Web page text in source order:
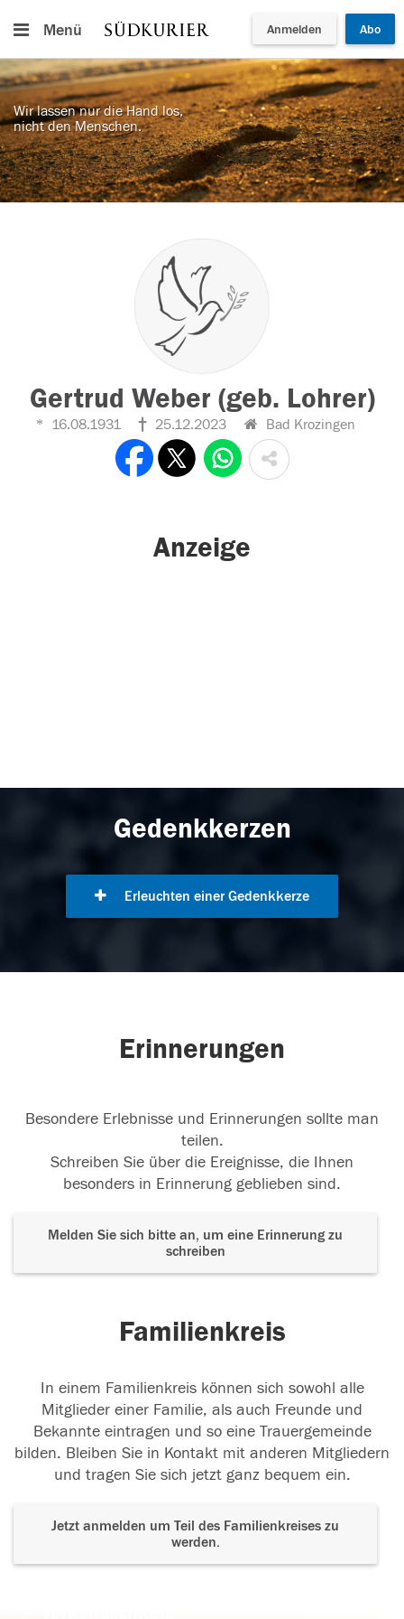
Menü Anmelden Abo
Wir lassen nur die Hand los,
nicht den Menschen.
Gertrud Weber (geb. Lohrer)
16.08.1931 25.12.2023 Bad Krozingen
Anzeige
Gedenkkerzen
Erleuchten einer Gedenkkerze
Erinnerungen
Besondere Erlebnisse und Erinnerungen sollte man
teilen.
Schreiben Sie über die Ereignisse, die Ihnen
besonders in Erinnerung geblieben sind.
Melden Sie sich bitte an, um eine Erinnerung zu
schreiben
Familienkreis
In einem Familienkreis können sich sowohl alle
Mitglieder einer Familie, als auch Freunde und
Bekannte eintragen und so eine Trauergemeinde
bilden. Bleiben Sie in Kontakt mit anderen Mitgliedern
und tragen Sie sich jetzt ganz bequem ein.
Jetzt anmelden um Teil des Familienkreises zu
werden.